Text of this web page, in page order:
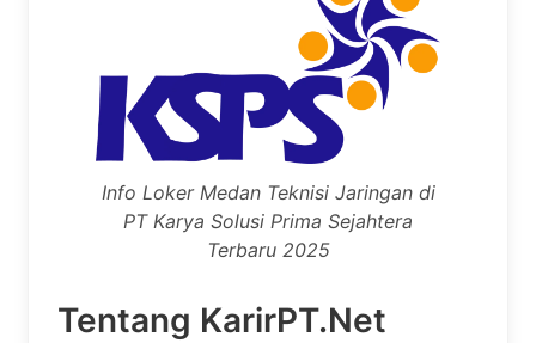
Info Loker Medan Teknisi Jaringan di
PT Karya Solusi Prima Sejahtera
Terbaru 2025
Tentang KarirPT.Net